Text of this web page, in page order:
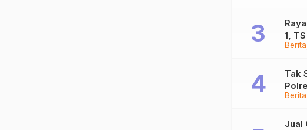
Berita
1,
Berita
Tak
Jual